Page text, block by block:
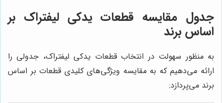
جدول مقایسه قطعات یدکی لیفتراک بر
اساس برند
به منظور سهولت در انتخاب قطعات یدکی لیفتراک، جدولی را
ارائه می‌دهیم که به مقایسه ویژگی‌های کلیدی قطعات بر اساس
برند می‌پردازد: